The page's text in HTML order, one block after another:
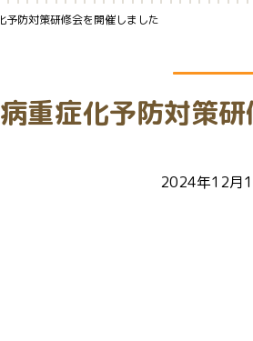
予防対策研修会を開催しました
重症化予防対策
2024年12月